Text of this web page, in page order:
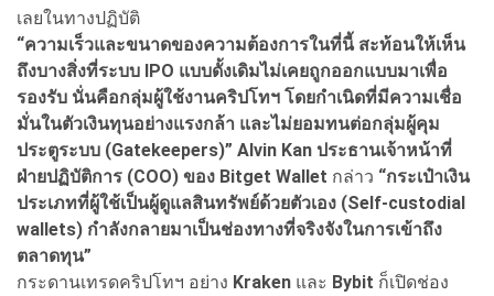
เลยในทางปฏิบัติ
“ความเร็วและขนาดของความต้องการในที่นี้ สะท้อนให้เห็น
ถึงบางสิ่งที่ระบบ IPO แบบดั้งเดิมไม่เคยถูกออกแบบมาเพื่อ
รองรับ นั่นคือกลุ่มผู้ใช้งานคริปโทฯ โดยกำเนิดที่มีความเชื่อ
มั่นในตัวเงินทุนอย่างแรงกล้า และไม่ยอมทนต่อกลุ่มผู้คุม
ประตูระบบ (Gatekeepers)” Alvin Kan ประธานเจ้าหน้าที่
ฝ่ายปฏิบัติการ (COO) ของ Bitget Wallet กล่าว “กระเป๋าเงิน
ประเภทที่ผู้ใช้เป็นผู้ดูแลสินทรัพย์ด้วยตัวเอง (Self-custodial
wallets) กำลังกลายมาเป็นช่องทางที่จริงจังในการเข้าถึง
ตลาดทุน”
กระดานเทรดคริปโทฯ อย่าง Kraken และ Bybit ก็เปิดช่อง